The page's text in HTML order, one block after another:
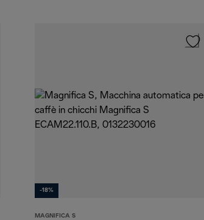
-18%
MAGNIFICA S